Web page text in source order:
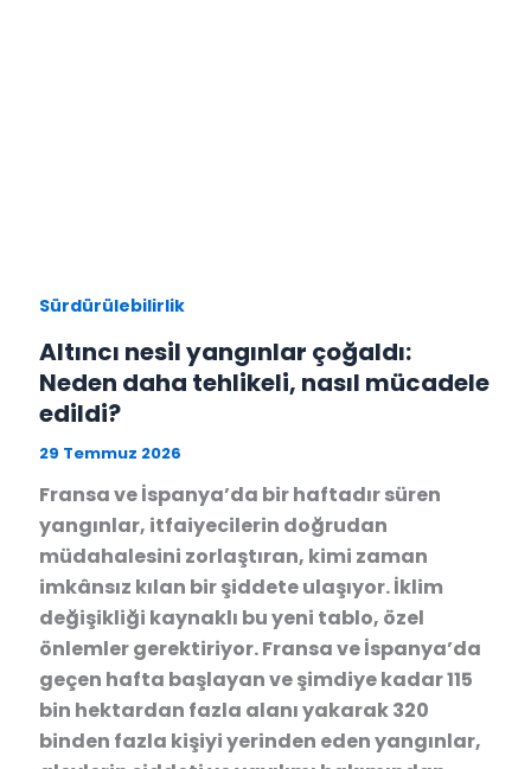
Sürdürülebilirlik
Altıncı nesil yangınlar çoğaldı:
Neden daha tehlikeli, nasıl mücadele
edildi?
29 Temmuz 2026
Fransa ve İspanya’da bir haftadır süren
yangınlar, itfaiyecilerin doğrudan
müdahalesini zorlaştıran, kimi zaman
imkânsız kılan bir şiddete ulaşıyor. İklim
değişikliği kaynaklı bu yeni tablo, özel
önlemler gerektiriyor. Fransa ve İspanya’da
geçen hafta başlayan ve şimdiye kadar 115
bin hektardan fazla alanı yakarak 320
binden fazla kişiyi yerinden eden yangınlar,